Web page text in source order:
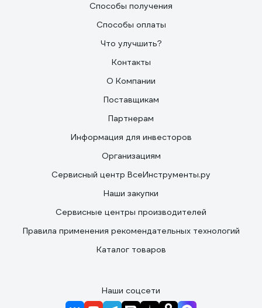
Способы получения
Способы оплаты
Что улучшить?
Контакты
О Компании
Поставщикам
Партнерам
Информация для инвесторов
Организациям
Сервисный центр ВсеИнструменты.ру
Наши закупки
Сервисные центры производителей
Правила применения рекомендательных технологий
Каталог товаров
Наши соцсети